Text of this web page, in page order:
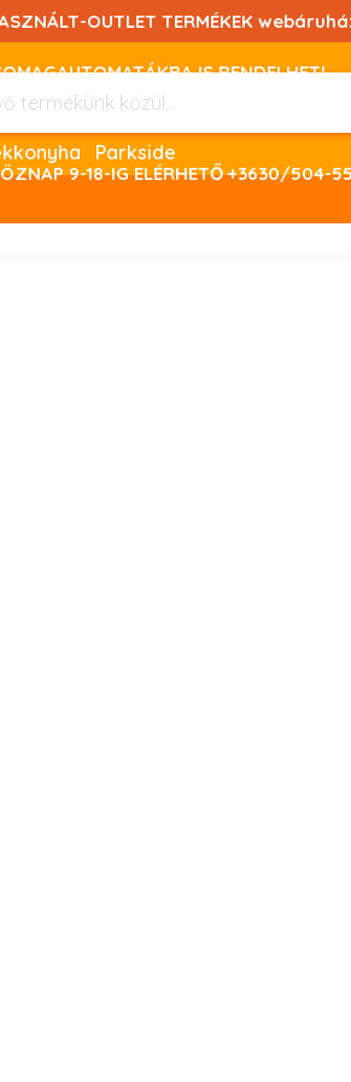
OUTLET TERMÉKEK
IS RENDELHET!
LEHETSÉGES, SZÜKSÉG
9-18-IG ELÉRHETŐ +3630/504-
Parkside